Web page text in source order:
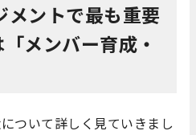
ントで最も重要
メンバー育成・
ついて詳しく見ていきまし